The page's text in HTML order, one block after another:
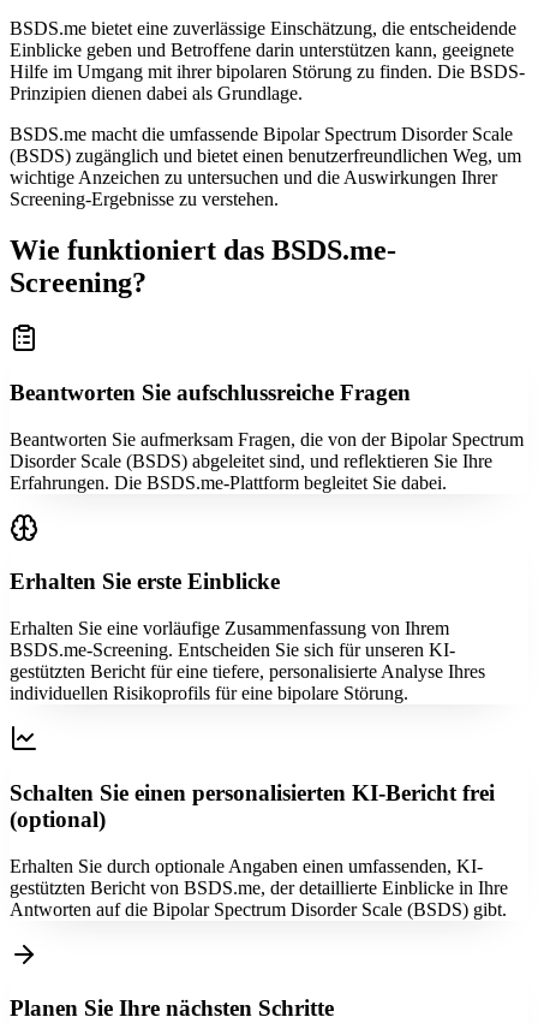
BSDS.me bietet eine zuverlässige Einschätzung, die entscheidende
Einblicke geben und Betroffene darin unterstützen kann, geeignete
Hilfe im Umgang mit ihrer bipolaren Störung zu finden. Die BSDS-
Prinzipien dienen dabei als Grundlage.
BSDS.me macht die umfassende Bipolar Spectrum Disorder Scale
(BSDS) zugänglich und bietet einen benutzerfreundlichen Weg, um
wichtige Anzeichen zu untersuchen und die Auswirkungen Ihrer
Screening-Ergebnisse zu verstehen.
Wie funktioniert das BSDS.me-
Screening?
Beantworten Sie aufschlussreiche Fragen
Beantworten Sie aufmerksam Fragen, die von der Bipolar Spectrum
Disorder Scale (BSDS) abgeleitet sind, und reflektieren Sie Ihre
Erfahrungen. Die BSDS.me-Plattform begleitet Sie dabei.
Erhalten Sie erste Einblicke
Erhalten Sie eine vorläufige Zusammenfassung von Ihrem
BSDS.me-Screening. Entscheiden Sie sich für unseren KI-
gestützten Bericht für eine tiefere, personalisierte Analyse Ihres
individuellen Risikoprofils für eine bipolare Störung.
Schalten Sie einen personalisierten KI-Bericht frei
(optional)
Erhalten Sie durch optionale Angaben einen umfassenden, KI-
gestützten Bericht von BSDS.me, der detaillierte Einblicke in Ihre
Antworten auf die Bipolar Spectrum Disorder Scale (BSDS) gibt.
Planen Sie Ihre nächsten Schritte